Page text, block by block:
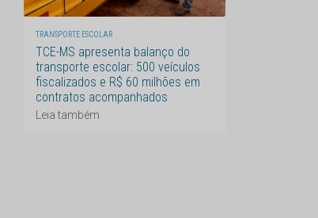
TRANSPORTE ESCOLAR
TCE-MS apresenta balanço do
transporte escolar: 500 veículos
fiscalizados e R$ 60 milhões em
contratos acompanhados
Leia também